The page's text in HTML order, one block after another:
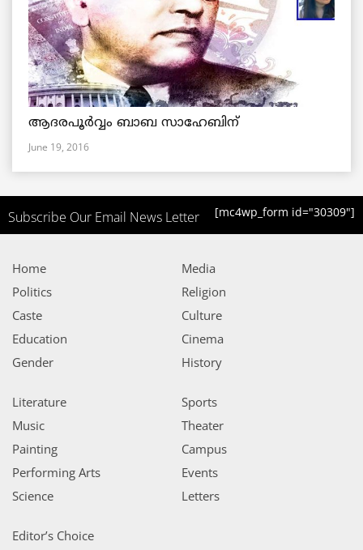
ആദരപൂര്‍വ്വം ബാബ സാഹേബിന്
June 19, 2016
Subscribe Our Email News Letter [mc4wp_form id="30309"]
Home
Politics
Caste
Education
Gender
Media
Religion
Culture
Cinema
History
Literature
Music
Painting
Performing Arts
Science
Sports
Theater
Campus
Events
Letters
Editor’s Choice